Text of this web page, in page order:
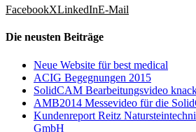
FacebookXLinkedInE-Mail
Die neusten Beiträge
Neue Website für best medical
ACIG Begegnungen 2015
SolidCAM Bearbeitungsvideo
AMB2014 Messevideo für die
Kundenreport Reitz
GmbH